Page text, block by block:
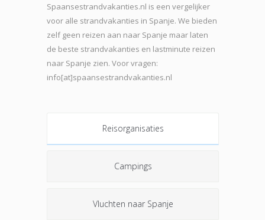
Spaansestrandvakanties.nl is een vergelijker
voor alle strandvakanties in Spanje. We bieden
zelf geen reizen aan naar Spanje maar laten
de beste strandvakanties en lastminute reizen
naar Spanje zien. Voor vragen:
info[at]spaansestrandvakanties.nl
Reisorganisaties
Campings
Vluchten naar Spanje